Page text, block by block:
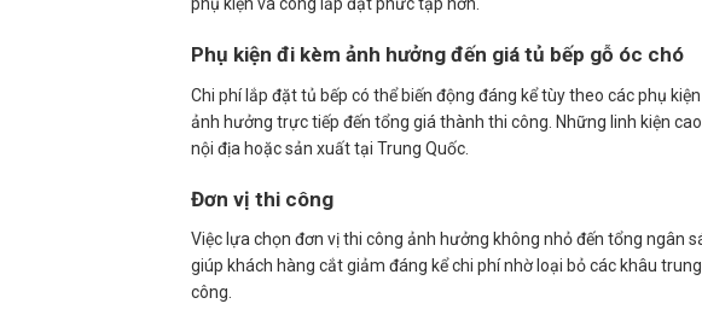
Phụ kiện đi kèm ảnh hưởng đến giá tủ bếp gỗ óc chó
Chi phí lắp đặt tủ bếp có thể biến động đáng kể tùy theo các phụ
ảnh hưởng trực tiếp đến tổng giá thành thi công. Những linh kiện
nội địa hoặc sản xuất tại Trung Quốc.
Đơn vị thi công
Việc lựa chọn đơn vị thi công ảnh hưởng không nhỏ đến tổng
giúp khách hàng cắt giảm đáng kể chi phí nhờ loại bỏ các khâu
công.